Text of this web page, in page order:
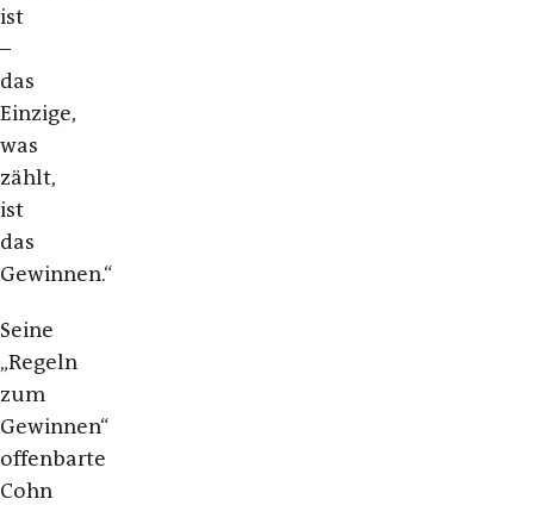
ist
–
das
Einzige,
was
zählt,
ist
das
Gewinnen.“
Seine
„Regeln
zum
Gewinnen“
offenbarte
Cohn